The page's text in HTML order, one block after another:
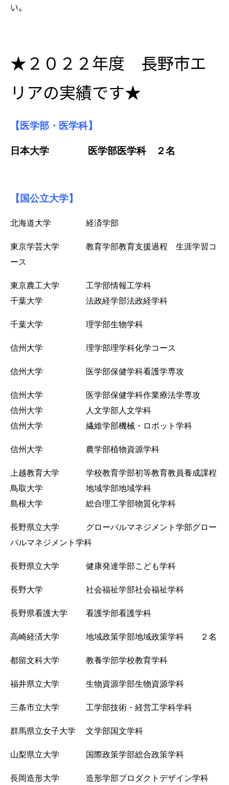
い。
★２０２２年度 長野市エ
リアの実績です★
【医学部・医学科】
日本大学 医学部医学科 ２名
【国公立大学】
北海道大学 経済学部
東京学芸大学 教育学部教育支援過程 生涯学習コ
ース
東京農工大学 工学部情報工学科
千葉大学 法政経学部法政経学科
千葉大学 理学部生物学科
信州大学 理学部理学科化学コース
信州大学 医学部保健学科看護学専攻
信州大学 医学部保健学科作業療法学専攻
信州大学 人文学部人文学科
信州大学 繊維学部機械・ロボット学科
信州大学 農学部植物資源学科
上越教育大学 学校教育学部初等教育教員養成課程
鳥取大学 地域学部地域学科
島根大学 総合理工学部物質化学科
長野県立大学 グローバルマネジメント学部グロー
バルマネジメント学科
長野県立大学 健康発達学部こども学科
長野大学 社会福祉学部社会福祉学科
長野県看護大学 看護学部看護学科
高崎経済大学 地域政策学部地域政策学科 ２名
都留文科大学 教養学部学校教育学科
福井県立大学 生物資源学部生物資源学科
三条市立大学 工学部技術・経営工学科学科
群馬県立女子大学 文学部国文学科
山梨県立大学 国際政策学部総合政策学科
長岡造形大学 造形学部プロダクトデザイン学科